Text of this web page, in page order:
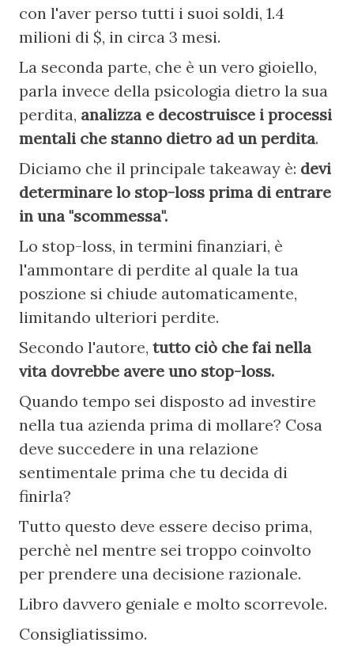
con l'aver perso tutti i suoi soldi, 1.4
milioni di $, in circa 3 mesi.
La seconda parte, che è un vero gioiello,
parla invece della psicologia dietro la sua
perdita, analizza e decostruisce i processi
mentali che stanno dietro ad un perdita.
Diciamo che il principale takeaway è: devi
determinare lo stop-loss prima di entrare
in una "scommessa".
Lo stop-loss, in termini finanziari, è
l'ammontare di perdite al quale la tua
poszione si chiude automaticamente,
limitando ulteriori perdite.
Secondo l'autore, tutto ciò che fai nella
vita dovrebbe avere uno stop-loss.
Quando tempo sei disposto ad investire
nella tua azienda prima di mollare? Cosa
deve succedere in una relazione
sentimentale prima che tu decida di
finirla?
Tutto questo deve essere deciso prima,
perchè nel mentre sei troppo coinvolto
per prendere una decisione razionale.
Libro davvero geniale e molto scorrevole.
Consigliatissimo.